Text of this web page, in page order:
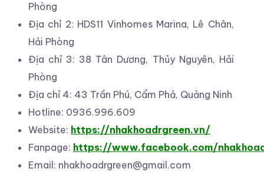
Phòng
Địa chỉ 2: HDS11 Vinhomes Marina, Lê Chân,
Hải Phòng
Địa chỉ 3: 38 Tân Dương, Thủy Nguyên, Hải
Phòng
Địa chỉ 4: 43 Trần Phú, Cẩm Phả, Quảng Ninh
Hotline: 0936.996.609
Website: https://nhakhoadrgreen.vn/
Fanpage: https://www.facebook.com/
Email: nhakhoadrgreen@gmail.com